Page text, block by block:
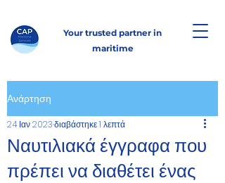
Your trusted partner in
maritime
Ανάρτηση
Ναυτιλιακά έγγραφα που
πρέπει να διαθέτει ένας
24 Ιαν 2023διαβάστηκε 1 λεπτά